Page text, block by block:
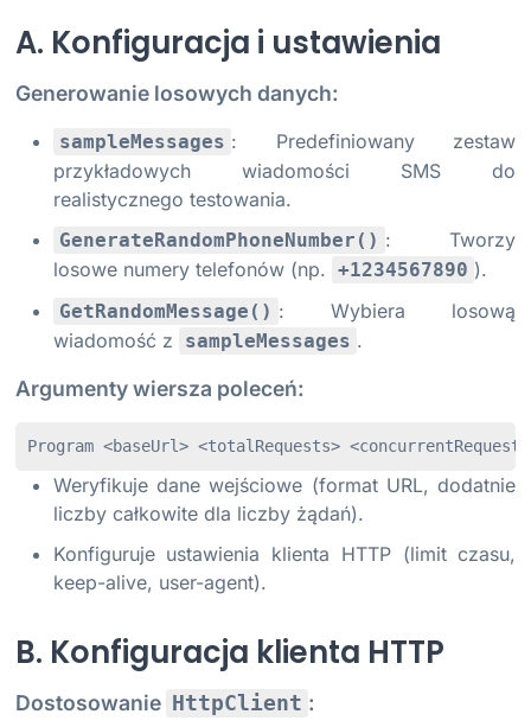
A. Konfiguracja i ustawienia
Generowanie losowych danych:
sampleMessages : Predefiniowany zestaw
przykładowych wiadomości SMS do
realistycznego testowania.
GenerateRandomPhoneNumber() : Tworzy
losowe numery telefonów (np. +1234567890 ).
GetRandomMessage() : Wybiera losową
wiadomość z
sampleMessages .
Argumenty wiersza poleceń:
Program <baseUrl> <totalRequests>
Weryfikuje dane wejściowe (format URL, dodatnie
liczby całkowite dla liczby żądań).
Konfiguruje ustawienia klienta HTTP (limit czasu,
keep-alive, user-agent).
B. Konfiguracja klienta HTTP
Dostosowanie HttpClient :